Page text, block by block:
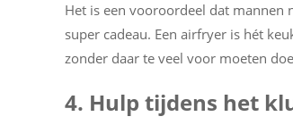
Het is een vooroordeel dat mannen
super cadeau. Een airfryer is hét
zonder daar te veel voor moeten
4. Hulp tijdens het